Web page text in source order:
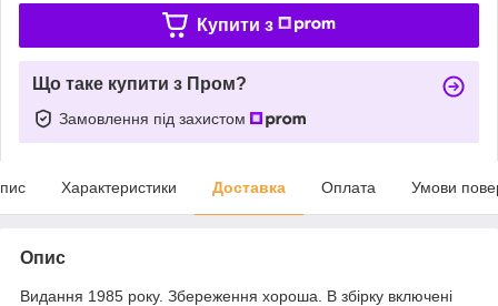
Купити з
Що таке купити з Пром?
Замовлення під захистом
Характеристики Доставка Оплата Умови
Опис
Видання 1985 року. Збереження хороша. В збірку включені